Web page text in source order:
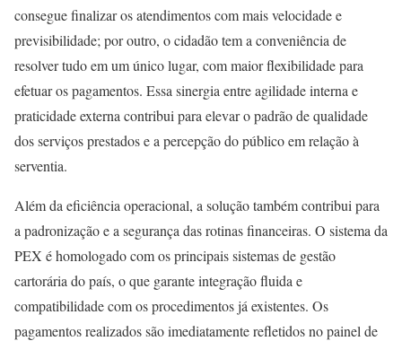
consegue finalizar os atendimentos com mais velocidade e
previsibilidade; por outro, o cidadão tem a conveniência de
resolver tudo em um único lugar, com maior flexibilidade para
efetuar os pagamentos. Essa sinergia entre agilidade interna e
praticidade externa contribui para elevar o padrão de qualidade
dos serviços prestados e a percepção do público em relação à
serventia.
Além da eficiência operacional, a solução também contribui para
a padronização e a segurança das rotinas financeiras. O sistema da
PEX é homologado com os principais sistemas de gestão
cartorária do país, o que garante integração fluida e
compatibilidade com os procedimentos já existentes. Os
pagamentos realizados são imediatamente refletidos no painel de